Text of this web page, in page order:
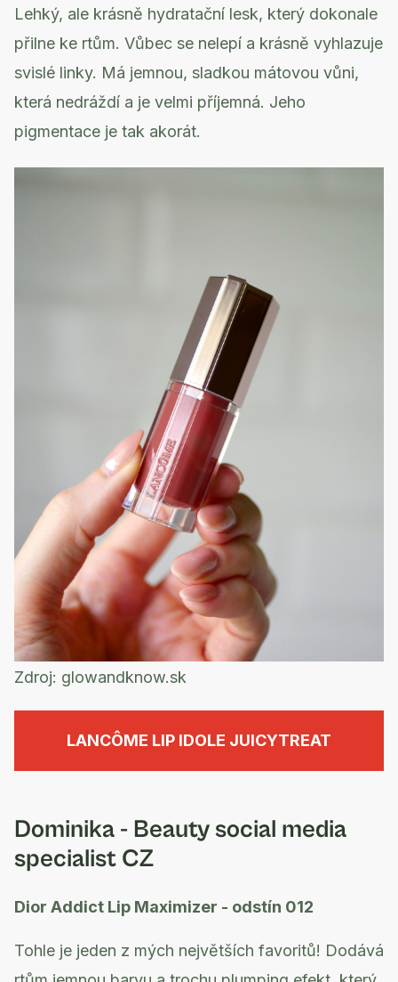
Lehký, ale krásně hydratační lesk, který dokonale
přilne ke rtům. Vůbec se nelepí a krásně vyhlazuje
svislé linky. Má jemnou, sladkou mátovou vůni,
která nedráždí a je velmi příjemná. Jeho
pigmentace je tak akorát.
Zdroj: glowandknow.sk
LANCÔME LIP IDOLE JUICYTREAT
Dominika - Beauty social media
specialist CZ
Dior Addict Lip Maximizer - odstín 012
Tohle je jeden z mých největších favoritů! Dodává